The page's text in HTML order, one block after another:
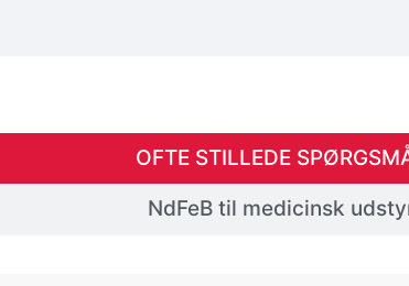
OFTE STILLEDE
NdFeB til medicinsk